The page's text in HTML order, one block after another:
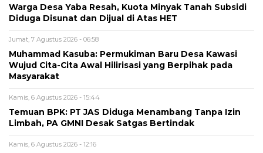
Warga Desa Yaba Resah, Kuota Minyak Tanah Subsidi
Diduga Disunat dan Dijual di Atas HET
Jumat, 7 Agustus 2026 - 06:58
Muhammad Kasuba: Permukiman Baru Desa Kawasi
Wujud Cita-Cita Awal Hilirisasi yang Berpihak pada
Masyarakat
Kamis, 6 Agustus 2026 - 15:44
Temuan BPK: PT JAS Diduga Menambang Tanpa Izin
Limbah, PA GMNI Desak Satgas Bertindak
Kamis, 6 Agustus 2026 - 12:16